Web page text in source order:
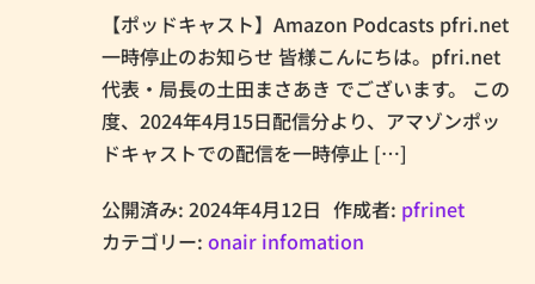
【ポッドキャスト】Amazon Podcasts pfri.net
一時停止のお知らせ 皆様こんにちは。pfri.net
代表・局長の土田まさあき でございます。 この
度、2024年4月15日配信分より、アマゾンポッ
ドキャストでの配信を一時停止 […]
公開済み: 2024年4月12日 作成者: pfrinet
カテゴリー: onair infomation